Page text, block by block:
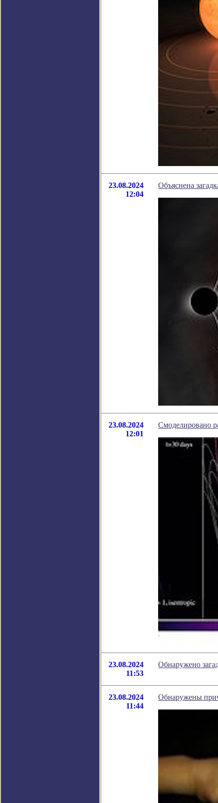
23.08.2024
12:04
Объяснена
23.08.2024
12:01
Смоделировано
23.08.2024
11:53
Обнаружено
23.08.2024
11:44
Обнаружены